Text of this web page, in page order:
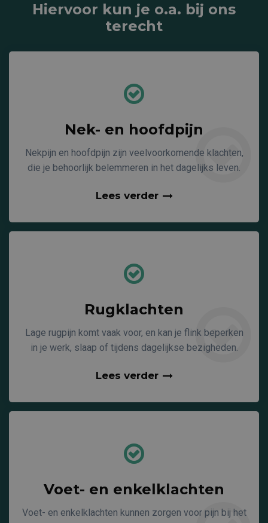
Hiervoor kun je o.a. bij ons
terecht
Nek- en hoofdpijn
Nekpijn en hoofdpijn zijn veelvoorkomende klachten,
die je behoorlijk belemmeren in het dagelijks leven.
Lees verder
Rugklachten
Lage rugpijn komt vaak voor, en kan je flink beperken
in je werk, slaap of tijdens dagelijkse bezigheden.
Lees verder
Voet- en enkelklachten
Voet- en enkelklachten kunnen zorgen voor pijn bij het